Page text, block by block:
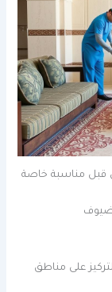
قبل مناسبة خاصة
على مناطق